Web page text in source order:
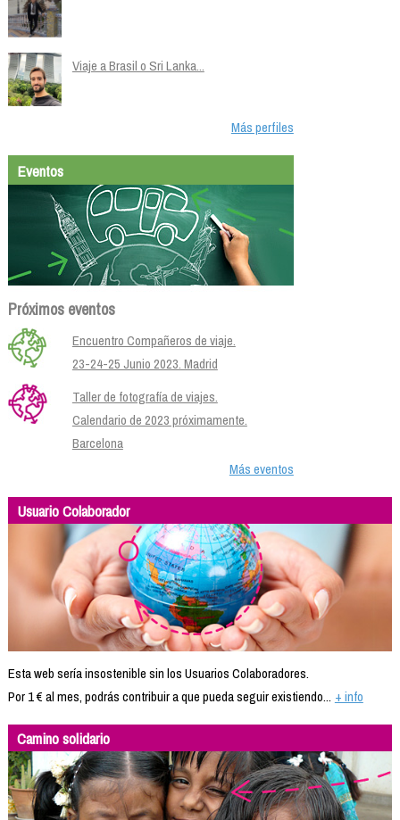
Viaje a Brasil o Sri Lanka...
Más perfiles
Eventos
Próximos eventos
Encuentro Compañeros de viaje.
23-24-25 Junio 2023. Madrid
Taller de fotografía de viajes.
Calendario de 2023 próximamente.
Barcelona
Más eventos
Usuario Colaborador
Esta web sería insostenible sin los Usuarios Colaboradores.
Por 1 € al mes, podrás contribuir a que pueda seguir existiendo... + info
Camino solidario